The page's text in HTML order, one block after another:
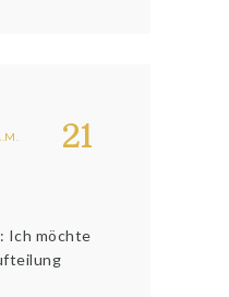
21
Ich möchte